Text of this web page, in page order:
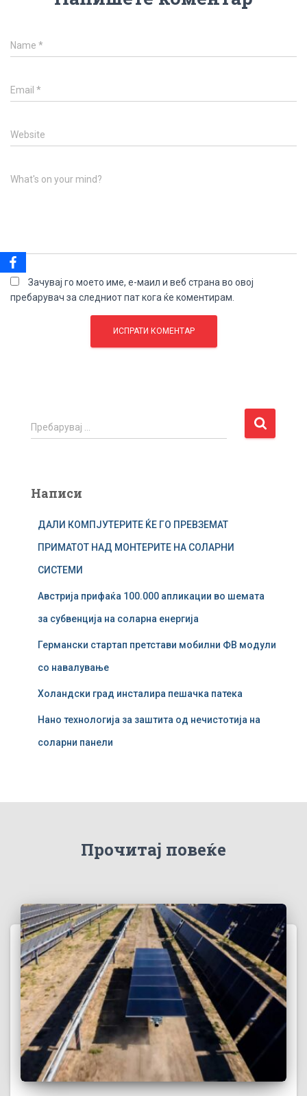
Name *
Email *
Website
What's on your mind?
Зачувај го моето име, е-маил и веб страна во овој
пребарувач за следниот пат кога ќе коментирам.
П
р
р
Пребарувај …
Написи
ДАЛИ КОМПЈУТЕРИТЕ ЌЕ ГО ПРЕВЗЕМАТ
ПРИМАТОТ НАД МОНТЕРИТЕ НА СОЛАРНИ
СИСТЕМИ
Австрија прифаќа 100.000 апликации во шемата
за субвенција на соларна енергија
Германски стартап претстави мобилни ФВ модули
со навалување
Холандски град инсталира пешачка патека
Нано технологија за заштита од нечистотија на
соларни панели
Прочитај повеќе